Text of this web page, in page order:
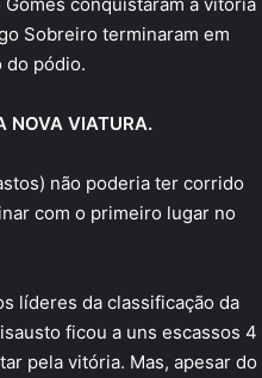
Sobreiro terminaram em
do pódio.
NOVA VIATURA.
não poderia ter corrido
com o primeiro lugar no
líderes da classificação da
ficou a uns escassos 4
pela vitória. Mas, apesar do